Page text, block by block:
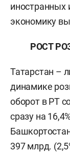
иностранных
экономику
РОСТ
Татарстан –
динамике
оборот в РТ
сразу на
397 млрд.